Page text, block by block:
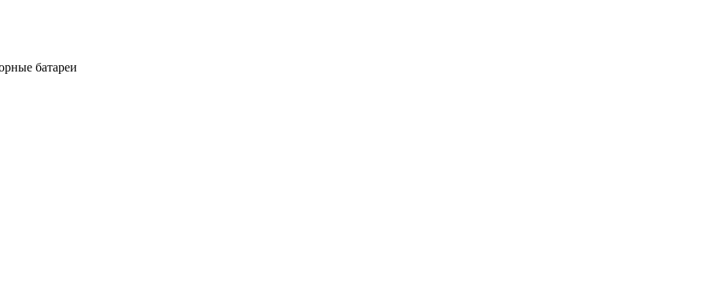
батареи